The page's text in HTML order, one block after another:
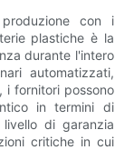
con i
plastiche è la
durante l'intero
automatizzati,
i fornitori possono
in termini di
di garanzia
critiche in cui